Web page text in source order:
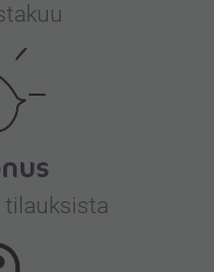
tilauksista